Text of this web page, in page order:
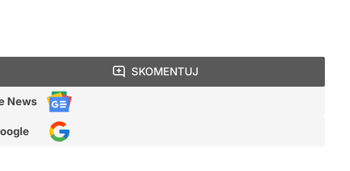
News
SKOMENTUJ